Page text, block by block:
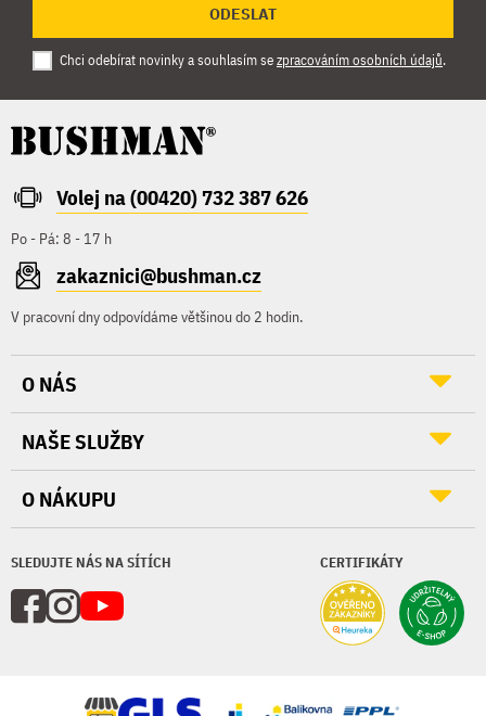
ODESLAT
Chci odebírat novinky a souhlasím sezpracováním osobních údajů.
Volej na (00420) 732 387 626
Po - Pá: 8 - 17 h
zakaznici@bushman.cz
V pracovní dny odpovídáme většinou do 2 hodin.
SLEDUJTE NÁS NA SÍTÍCH CERTIFIKÁTY
O NÁS
NAŠE SLUŽBY
O NÁKUPU